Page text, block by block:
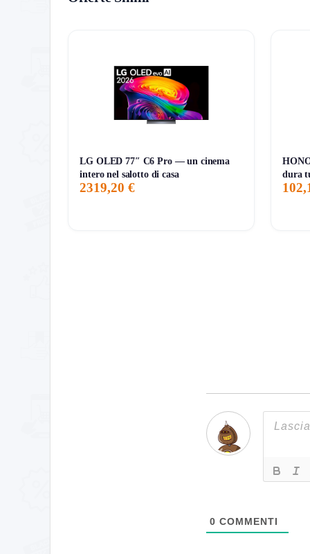
LG OLED 77″ C6 Pro — un cinema
intero nel salotto di casa
2319,20 €
dura
0 COMMENTI